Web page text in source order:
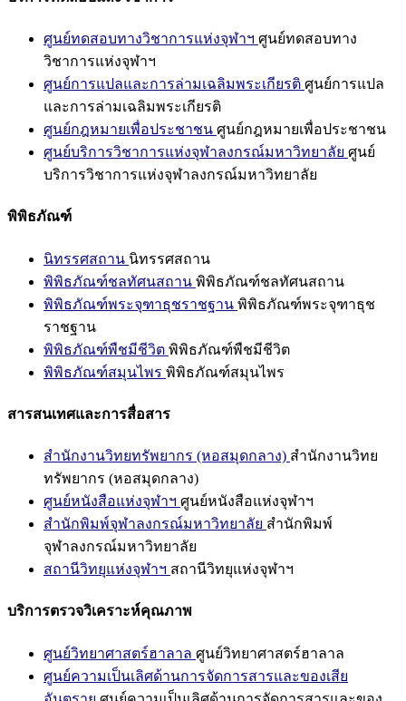
ศูนย์ทดสอบทางวิชาการแห่งจุฬาฯ ศูนย์ทดสอบทาง
วิชาการแห่งจุฬาฯ
ศูนย์การแปลและการล่ามเฉลิมพระเกียรติ ศูนย์การแปล
และการล่ามเฉลิมพระเกียรติ
ศูนย์กฎหมายเพื่อประชาชน ศูนย์กฎหมายเพื่อประชาชน
ศูนย์บริการวิชาการแห่งจุฬาลงกรณ์มหาวิทยาลัย ศูนย์
บริการวิชาการแห่งจุฬาลงกรณ์มหาวิทยาลัย
พิพิธภัณฑ์
นิทรรศสถาน นิทรรศสถาน
พิพิธภัณฑ์ชลทัศนสถาน พิพิธภัณฑ์ชลทัศนสถาน
พิพิธภัณฑ์พระจุฑาธุชราชฐาน พิพิธภัณฑ์พระจุฑาธุช
ราชฐาน
พิพิธภัณฑ์พืชมีชีวิต พิพิธภัณฑ์พืชมีชีวิต
พิพิธภัณฑ์สมุนไพร พิพิธภัณฑ์สมุนไพร
สารสนเทศและการสื่อสาร
สำนักงานวิทยทรัพยากร (หอสมุดกลาง) สำนักงานวิทย
ทรัพยากร (หอสมุดกลาง)
ศูนย์หนังสือแห่งจุฬาฯ ศูนย์หนังสือแห่งจุฬาฯ
สำนักพิมพ์จุฬาลงกรณ์มหาวิทยาลัย สำนักพิมพ์
จุฬาลงกรณ์มหาวิทยาลัย
สถานีวิทยุแห่งจุฬาฯ สถานีวิทยุแห่งจุฬาฯ
บริการตรวจวิเคราะห์คุณภาพ
ศูนย์วิทยาศาสตร์ฮาลาล ศูนย์วิทยาศาสตร์ฮาลาล
ศูนย์ความเป็นเลิศด้านการจัดการสารและของเสีย